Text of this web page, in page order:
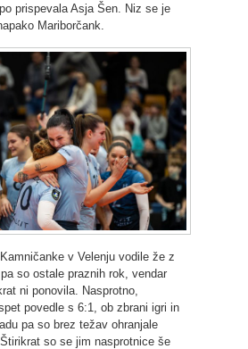
prispevala Asja Šen. Niz se je
Mariborčank.
v Velenju vodile že z
so ostale praznih rok, vendar
ni ponovila. Nasprotno,
povedle s 6:1, ob zbrani igri in
pa so brez težav ohranjale
so se jim nasprotnice še